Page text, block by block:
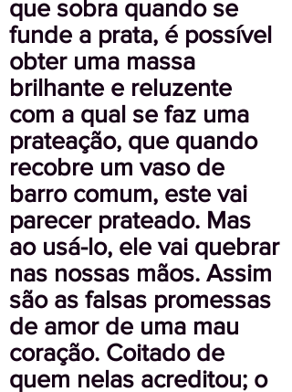
que sobra quando se
funde a prata, é possível
obter uma massa
brilhante e reluzente
com a qual se faz uma
prateação, que quando
recobre um vaso de
barro comum, este vai
parecer prateado. Mas
ao usá-lo, ele vai quebrar
nas nossas mãos. Assim
são as falsas promessas
de amor de uma mau
coração. Coitado de
quem nelas acreditou; o